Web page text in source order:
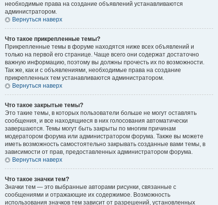
необходимые права на создание объявлений устанавливаются
администратором.
Вернуться наверх
Что такое прикрепленные темы?
Прикрепленные темы в форуме находятся ниже всех объявлений и
только на первой его странице. Чаще всего они содержат достаточно
важную информацию, поэтому вы должны прочесть их по возможности.
Так же, как и с объявлениями, необходимые права на создание
прикрепленных тем устанавливаются администратором.
Вернуться наверх
Что такое закрытые темы?
Это такие темы, в которых пользователи больше не могут оставлять
сообщения, и все находящиеся в них голосования автоматически
завершаются. Темы могут быть закрыты по многим причинам
модератором форума или администратором форума. Также вы можете
иметь возможность самостоятельно закрывать созданные вами темы, в
зависимости от прав, предоставленных администратором форума.
Вернуться наверх
Что такое значки тем?
Значки тем — это выбранные авторами рисунки, связанные с
сообщениями и отражающие их содержимое. Возможность
использования значков тем зависит от разрешений, установленных